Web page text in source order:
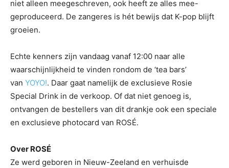
niet alleen meegeschreven, ook heeft ze alles mee-
geproduceerd. De zangeres is hét bewijs dat K-pop blijft
groeien.
Echte kenners zijn vandaag vanaf 12:00 naar alle
waarschijnlijkheid te vinden rondom de ‘tea bars’
van YOYO!. Daar gaat namelijk de exclusieve Rosie
Special Drink in de verkoop. Of dat niet genoeg is,
ontvangen de bestellers van dit drankje ook een speciale
en exclusieve photocard van ROSÉ.
Over ROSÉ
Ze werd geboren in Nieuw-Zeeland en verhuisde